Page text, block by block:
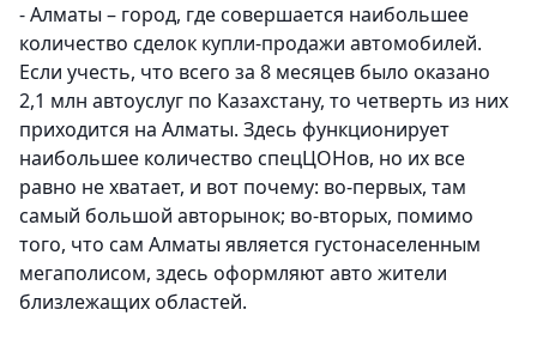
- Алматы – город, где совершается наибольшее
количество сделок купли-продажи автомобилей.
Если учесть, что всего за 8 месяцев было оказано
2,1 млн автоуслуг по Казахстану, то четверть из них
приходится на Алматы. Здесь функционирует
наибольшее количество спецЦОНов, но их все
равно не хватает, и вот почему: во-первых, там
самый большой авторынок; во-вторых, помимо
того, что сам Алматы является густонаселенным
мегаполисом, здесь оформляют авто жители
близлежащих областей.